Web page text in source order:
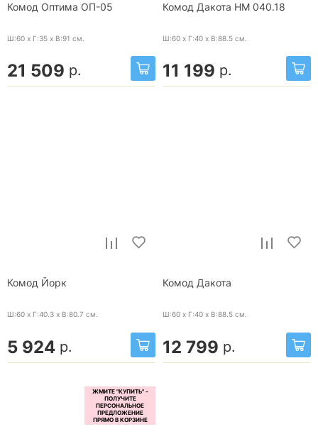
Комод Оптима ОП-05
Ш:60 x Г:35 x В:91 см.
21 509 р.
Комод Дакота НМ 040.18
Ш:60 x Г:40 x В:88.5 см.
11 199 р.
Комод Йорк
Ш:60 x Г:40.3 x В:80.7 см.
5 924 р.
Комод Дакота
Ш:60 x Г:40 x В:88.5 см.
12 799 р.